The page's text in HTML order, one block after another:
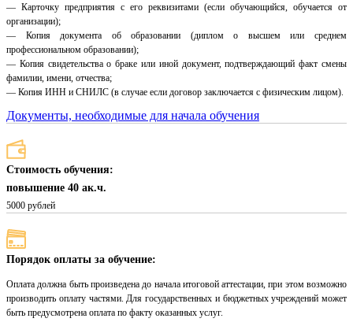
— Карточку предприятия с его реквизитами (если обучающийся, обучается от
организации);
— Копия документа об образовании (диплом о высшем или среднем
профессиональном образовании);
— Копия свидетельства о браке или иной документ, подтверждающий факт смены
фамилии, имени, отчества;
— Копия ИНН и СНИЛС (в случае если договор заключается с физическим лицом).
Документы, необходимые для начала обучения
Стоимость обучения:
повышение 40 ак.ч.
5000 рублей
Порядок оплаты за обучение:
Оплата должна быть произведена до начала итоговой аттестации, при этом возможно
производить оплату частями. Для государственных и бюджетных учреждений может
быть предусмотрена оплата по факту оказанных услуг.